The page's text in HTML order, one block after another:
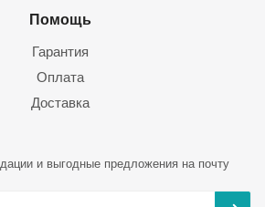
Помощь
Гарантия
Оплата
Доставка
и выгодные предложения на почту